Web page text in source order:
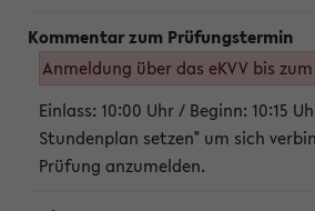
Anmeldung über das eKVV bis
Einlass: 10:00 Uhr / Beginn: 10:15
Stundenplan setzen" um sich
Prüfung anzumelden.